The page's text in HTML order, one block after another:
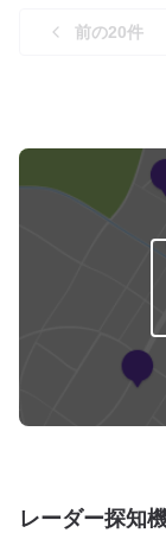
前の20件
レーダー探知